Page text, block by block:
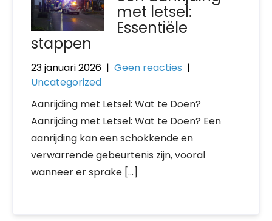
met letsel:
Essentiële
stappen
23 januari 2026 | Geen reacties |
Uncategorized
Aanrijding met Letsel: Wat te Doen?
Aanrijding met Letsel: Wat te Doen? Een
aanrijding kan een schokkende en
verwarrende gebeurtenis zijn, vooral
wanneer er sprake […]